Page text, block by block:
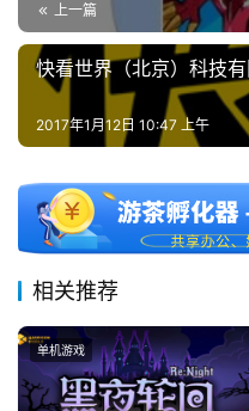
上一篇
快看世界（北京）科技有
2017年1月12日 10:47 上午
相关推荐
单机游戏